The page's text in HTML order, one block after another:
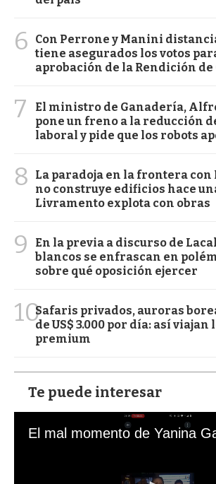
6
Con Perrone y Manini
tiene asegurados los votos
aprobación de la Rendición de
7
El ministro de Ganadería,
pone un freno a la reducción
laboral y pide que los robots
8
La paradoja en la frontera con
no construye edificios hace
Livramento explota con obras
9
En la previa a discurso de
blancos se enfrascan en
sobre qué oposición ejercer
10Safaris privados, auroras
de US$ 3.000 por día: así viajan
premium
Te puede interesar